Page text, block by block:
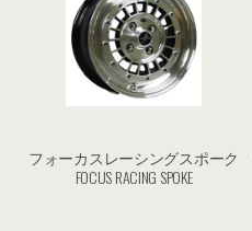
フォーカスレーシングスポーク
FOCUS RACING SPOKE